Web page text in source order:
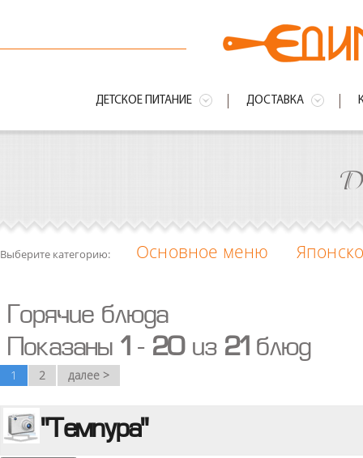
ДЕТСКОЕ ПИТАНИЕ ДОСТАВКА
Выберите категорию: Основное меню
Горячие блюда
Показаны 1- 20из 21блюд
1 2 далее >
"Темпура"